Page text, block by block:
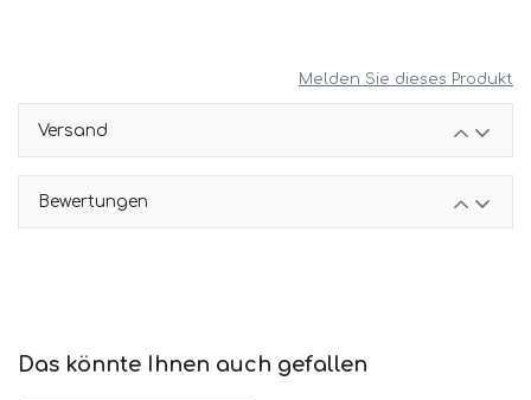
Melden Sie dieses Produkt
Versand
Bewertungen
Das könnte Ihnen auch gefallen